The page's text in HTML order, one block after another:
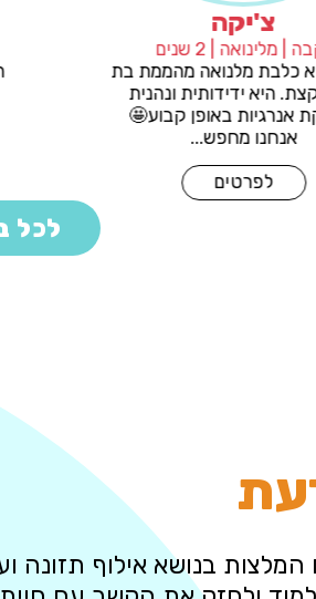
נקבה | מלינואה | 2 שנים
צ'יקה היא כלבת מלנואה מהממת
שנה וקצת. היא ידידותית ונהנית
מפריקת אנרגיות באופן קבוע🤩
לכל
בנושא אילוף תזונה